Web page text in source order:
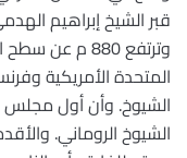
وترتفع 880 م
المتحدة الأمريكية
الشيوخ. وأن أول
الشيوخ الروماني.